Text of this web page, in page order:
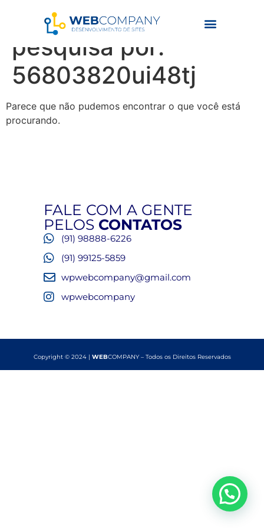
Resultados da
pesquisa por:
56803820ui48tj
Parece que não pudemos encontrar o que você está
procurando.
FALE COM A GENTE
PELOS CONTATOS
(91) 98888-6226
(91) 99125-5859
wpwebcompany@gmail.com
wpwebcompany
Copyright © 2024 | WEBCOMPANY – Todos os Direitos Reservados